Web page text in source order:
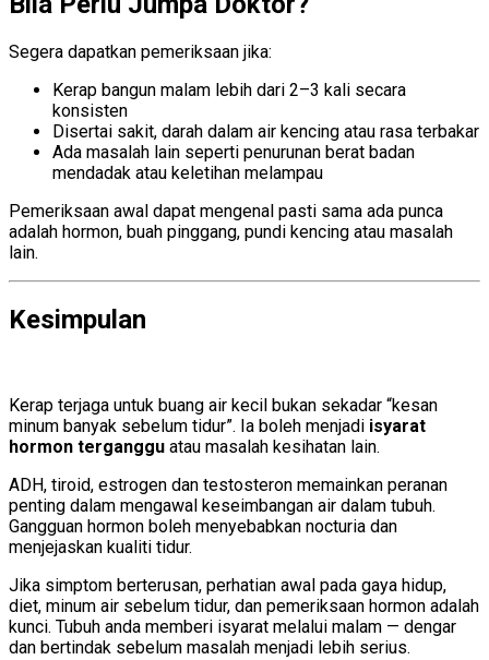
Segera dapatkan pemeriksaan jika:
Kerap bangun malam lebih dari 2–3 kali secara
konsisten
Disertai sakit, darah dalam air kencing atau rasa terbakar
Ada masalah lain seperti penurunan berat badan
mendadak atau keletihan melampau
Pemeriksaan awal dapat mengenal pasti sama ada punca
adalah hormon, buah pinggang, pundi kencing atau masalah
lain.
Kesimpulan
Kerap terjaga untuk buang air kecil bukan sekadar “kesan
minum banyak sebelum tidur”. Ia boleh menjadi isyarat
hormon terganggu atau masalah kesihatan lain.
ADH, tiroid, estrogen dan testosteron memainkan peranan
penting dalam mengawal keseimbangan air dalam tubuh.
Gangguan hormon boleh menyebabkan nocturia dan
menjejaskan kualiti tidur.
Jika simptom berterusan, perhatian awal pada gaya hidup,
diet, minum air sebelum tidur, dan pemeriksaan hormon adalah
kunci. Tubuh anda memberi isyarat melalui malam — dengar
dan bertindak sebelum masalah menjadi lebih serius.